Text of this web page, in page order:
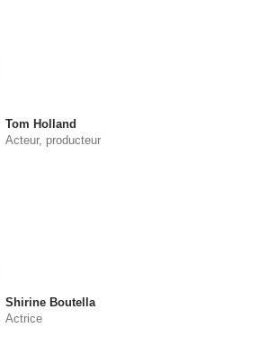
Tom Holland
Acteur, producteur
Shirine Boutella
Actrice